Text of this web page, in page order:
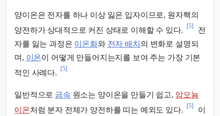
양이온은 전자를 하나 이상 잃은 입자이므로, 원자핵의
양전하가 상대적으로 커진 상태로 이해할 수 있다.
[5]
전
자를 잃는 과정은 이온화와 전자 배치 의 변화로 설명되
며, 이온이 어떻게 만들어지는지를 보여 주는 가장 기본
적인 사례다.
[5]
일반적으로 금속 원소는 양이온을 만들기 쉽고, 암모늄
이온처럼 분자 전체가 양전하를 띠는 예외도 있다.
[5]
이